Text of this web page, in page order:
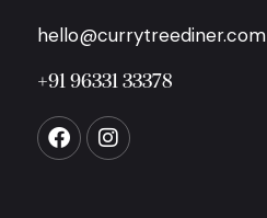
hello@currytreediner.com
+91 96331 33378